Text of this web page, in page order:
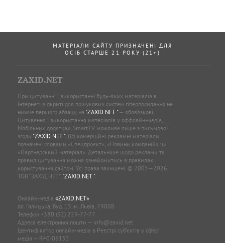
МАТЕРІАЛИ САЙТУ ПРИЗНАЧЕНІ ДЛЯ
ОСІБ СТАРШЕ 21 РОКУ (21+)
ZAXID.NET
При цитуванні і використанні будь-яких матеріалів в
Інтернеті відкриті для пошукових систем гіперпосилання не
нижче першого абзацу на "ZAXID.NET "— обов’язкові.
Цитування і використання матеріалів у оффлайн-медіа,
Мобільних додатках, SmartTV можливе лише з письмової
згоди "ZAXID.NET ". Всі комерційні рекламні матеріали
позначені словами «Спецпроєкт», «Новини компаній» чи
«Партнерський матеріал». Детальніше щодо реклами та
правил цитування можна ознайомитись в правилах
користування сайтом. Усі права захищені. © 2005—2026,
ТОВ “ЗАХІД.НЕТ”, "ZAXID.NET ".
Онлайн-медіа «ZAXID.NET»
пл. Галицька, буд. 15, м. Львів, 79008
Телефон +380 (32) 229-77-77
Адреса електронної пошти — info@zaxid.net
Ідентифікатор онлайн-медіа в Реєстрі суб'єктів у сфері
медіа — R40-06155